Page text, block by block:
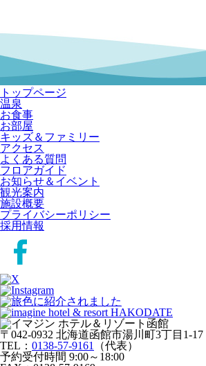
トップページ
温泉
お食事
お部屋
キッズ＆ファミリー
アクセス
よくある質問
フロアガイド
お知らせ＆イベント
観光案内
施設概要
プライバシーポリシー
採用情報
〒042-0932 北海道函館市湯川町3丁目1-17
TEL： 0138-57-9161
（代表）
予約受付時間 9:00～18:00